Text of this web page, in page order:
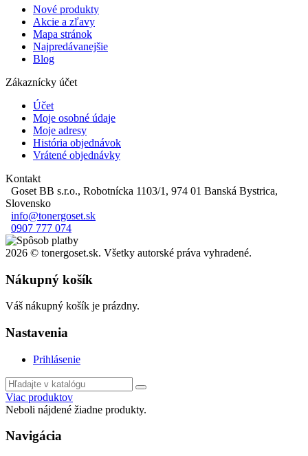
Nové produkty
Akcie a zľavy
Mapa stránok
Najpredávanejšie
Blog
Zákaznícky účet
Účet
Moje osobné údaje
Moje adresy
História objednávok
Vrátené objednávky
Kontakt
Goset BB s.r.o., Robotnícka 1103/1, 974 01 Banská Bystrica,
Slovensko
info@tonergoset.sk
0907 777 074
2026 © tonergoset.sk. Všetky autorské práva vyhradené.
Nákupný košík
Váš nákupný košík je prázdny.
Nastavenia
Prihlásenie
Viac produktov
Neboli nájdené žiadne produkty.
Navigácia